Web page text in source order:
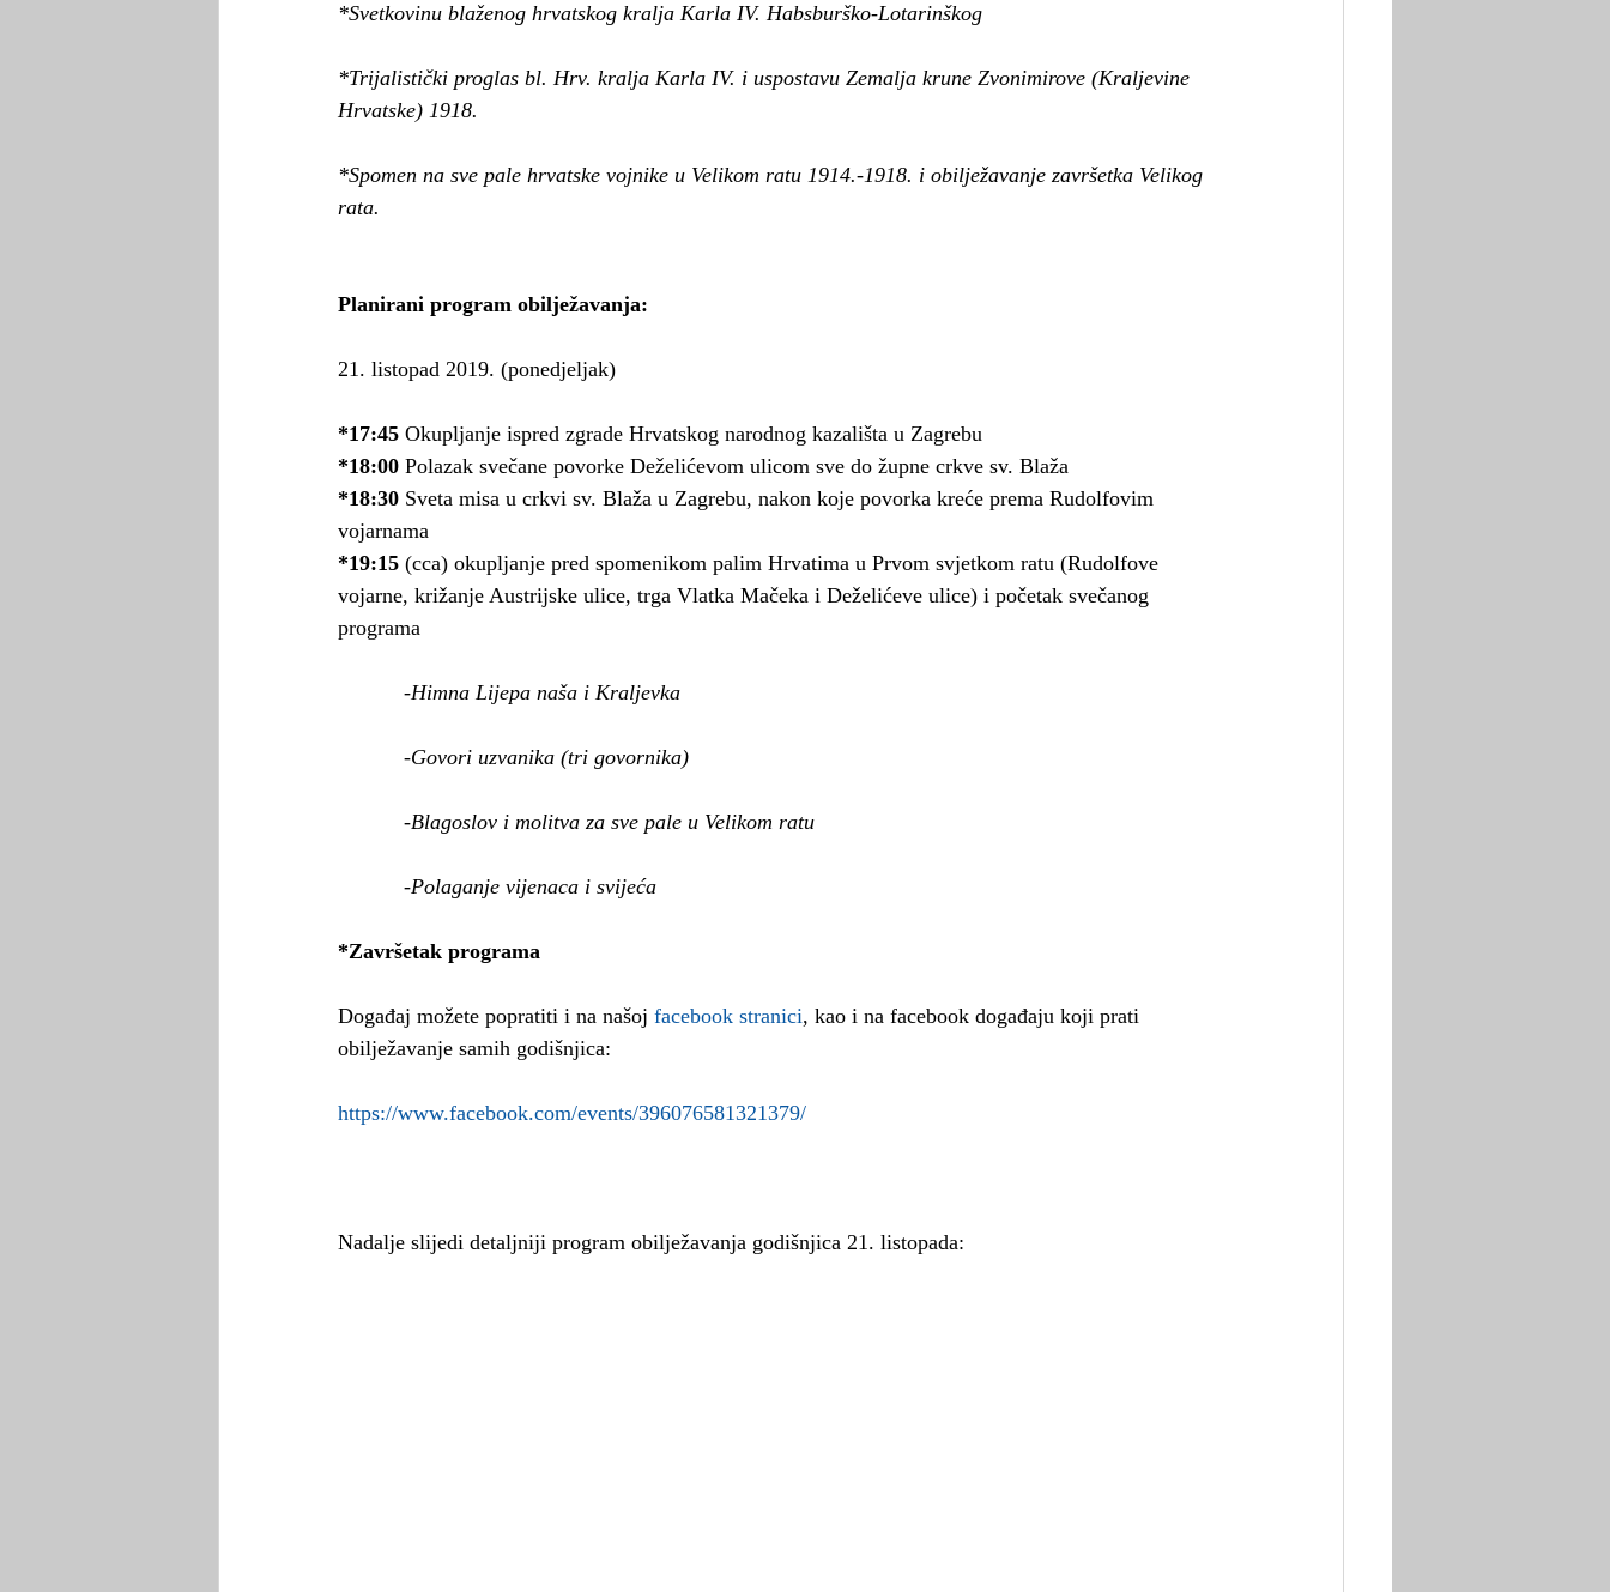
*Svetkovinu blaženog hrvatskog kralja Karla IV. Habsburško-Lotarinškog
*Trijalistički proglas bl. Hrv. kralja Karla IV. i uspostavu Zemalja krune Zvonimirove (Kraljevine
Hrvatske) 1918.
*Spomen na sve pale hrvatske vojnike u Velikom ratu 1914.-1918. i obilježavanje završetka Velikog
rata.
Planirani program obilježavanja:
21. listopad 2019. (ponedjeljak)
*17:45 Okupljanje ispred zgrade Hrvatskog narodnog kazališta u Zagrebu
*18:00 Polazak svečane povorke Deželićevom ulicom sve do župne crkve sv. Blaža
*18:30 Sveta misa u crkvi sv. Blaža u Zagrebu, nakon koje povorka kreće prema Rudolfovim
vojarnama
*19:15 (cca) okupljanje pred spomenikom palim Hrvatima u Prvom svjetkom ratu (Rudolfove
vojarne, križanje Austrijske ulice, trga Vlatka Mačeka i Deželićeve ulice) i početak svečanog
programa
           -Himna Lijepa naša i Kraljevka
           -Govori uzvanika (tri govornika)
           -Blagoslov i molitva za sve pale u Velikom ratu
           -Polaganje vijenaca i svijeća
*Završetak programa
Događaj možete popratiti i na našoj facebook stranici, kao i na facebook događaju koji prati
obilježavanje samih godišnjica:
https://www.facebook.com/events/396076581321379/
Nadalje slijedi detaljniji program obilježavanja godišnjica 21. listopada: